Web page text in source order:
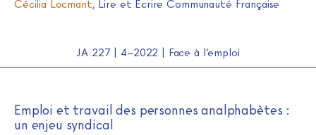
Cécilia Locmant, Lire et Écrire Communauté française
JA 227 | 4–2022 | Face à l’emploi
Emploi et travail des personnes analphabètes :
un enjeu syndical